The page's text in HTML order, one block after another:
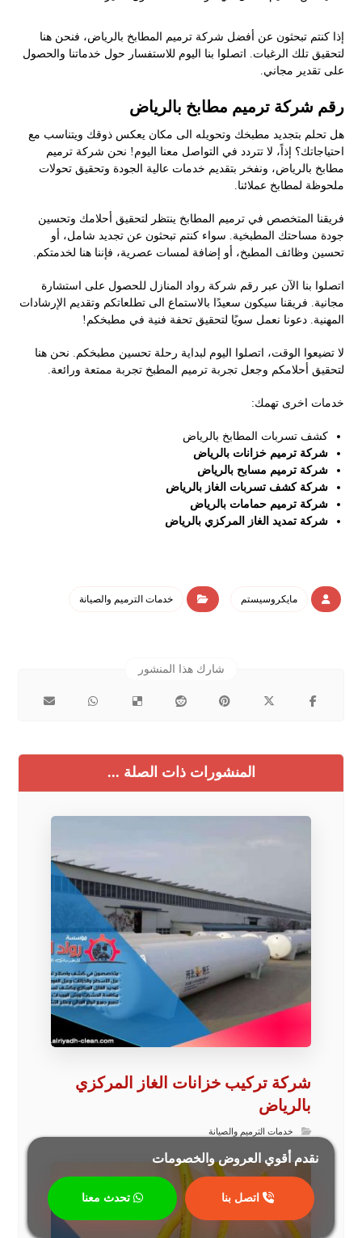
إذا كنتم تبحثون عن أفضل شركة ترميم المطابخ بالرياض، فنحن هنا
لتحقيق تلك الرغبات. اتصلوا بنا اليوم للاستفسار حول خدماتنا والحصول
على تقدير مجاني.
رقم شركة ترميم مطابخ بالرياض
هل تحلم بتجديد مطبخك وتحويله الى مكان يعكس ذوقك ويتناسب مع
احتياجاتك؟ إذاً، لا تتردد في التواصل معنا اليوم! نحن شركة ترميم
مطابخ بالرياض، ونفخر بتقديم خدمات عالية الجودة وتحقيق تحولات
ملحوظة لمطابخ عملائنا.
فريقنا المتخصص في ترميم المطابخ ينتظر لتحقيق أحلامك وتحسين
جودة مساحتك المطبخية. سواء كنتم تبحثون عن تجديد شامل، أو
تحسين وظائف المطبخ، أو إضافة لمسات عصرية، فإننا هنا لخدمتكم.
اتصلوا بنا الآن عبر رقم شركة رواد المنازل للحصول على استشارة
مجانية. فريقنا سيكون سعيدًا بالاستماع الى تطلعاتكم وتقديم الإرشادات
المهنية. دعونا نعمل سويًا لتحقيق تحفة فنية في مطبخكم!
لا تضيعوا الوقت، اتصلوا اليوم لبداية رحلة تحسين مطبخكم. نحن هنا
لتحقيق أحلامكم وجعل تجربة ترميم المطبخ تجربة ممتعة ورائعة.
خدمات اخرى تهمك:
كشف تسربات المطابخ بالرياض
شركة ترميم خزانات بالرياض
شركة ترميم مسابح بالرياض
شركة كشف تسربات الغاز بالرياض
شركة ترميم حمامات بالرياض
شركة تمديد الغاز المركزي بالرياض
مايكروسيستم خدمات الترميم والصيانة
المنشورات ذات الصلة ...
شركة تركيب خزانات الغاز المركزي
بالرياض
خدمات الترميم والصيانة
نقدم أقوي العروض والخصومات
اتصل بنا تحدث معنا